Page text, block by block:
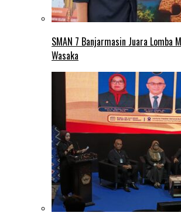
SMAN 7 Banjarmasin Juara Lomba
Wasaka